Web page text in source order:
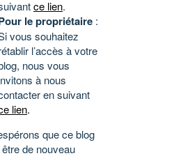
ce lien.
le propriétaire :
vous souhaitez
l’accès à votre
nous vous
à nous
en suivant
lien.
que ce blog
de nouveau